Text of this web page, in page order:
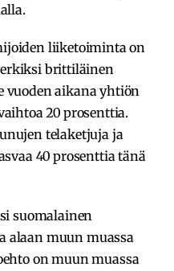
liiketoiminta on
brittiläinen
vuoden aikana yhtiön
20 prosenttia.
telaketjuja ja
40 prosenttia tänä
suomalainen
alaan muun muassa
on muun muassa